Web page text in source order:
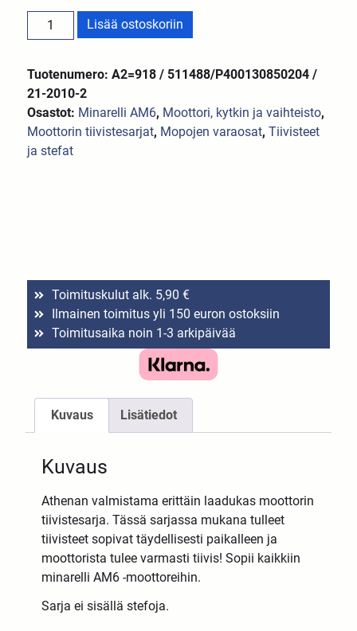
Lisää ostoskoriin
Tuotenumero: A2=918 / 511488/P400130850204 /
21-2010-2
Osastot: Minarelli AM6, Moottori, kytkin ja vaihteisto,
Moottorin tiivistesarjat, Mopojen varaosat,Tiivisteet
ja stefat
Toimituskulut alk. 5,90 €
Ilmainen toimitus yli 150 euron ostoksiin
Toimitusaika noin 1-3 arkipäivää
Kuvaus Lisätiedot
Kuvaus
Athenan valmistama erittäin laadukas moottorin
tiivistesarja. Tässä sarjassa mukana tulleet
tiivisteet sopivat täydellisesti paikalleen ja
moottorista tulee varmasti tiivis! Sopii kaikkiin
minarelli AM6 -moottoreihin.
Sarja ei sisällä stefoja.